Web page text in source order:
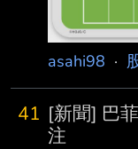
小型企業
asahi98 ·
41 [新聞] 巴
注